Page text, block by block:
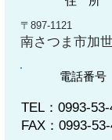
〒897-1121
南さつま市加
電話番号
TEL：
FAX：0993-